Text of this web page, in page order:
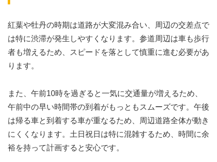
紅葉や牡丹の時期は道路が大変混み合い、周辺の交差点で
は特に渋滞が発生しやすくなります。参道周辺は車も歩行
者も増えるため、スピードを落として慎重に進む必要があ
ります。
また、午前10時を過ぎると一気に交通量が増えるため、
午前中の早い時間帯の到着がもっともスムーズです。午後
は帰る車と到着する車が重なるため、周辺道路全体が動き
にくくなります。土日祝日は特に混雑するため、時間に余
裕を持って計画すると安心です。